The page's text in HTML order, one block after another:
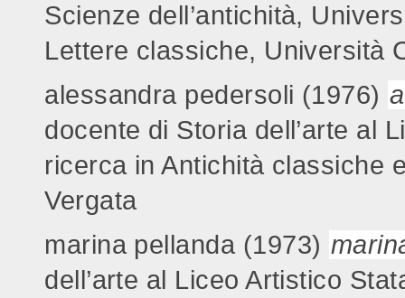
Scienze dell’antichità,
Lettere classiche, Università
alessandra pedersoli (1976)
docente di Storia dell’arte al
ricerca in Antichità classiche
Vergata
marina pellanda (1973)
dell’arte al Liceo Artistico